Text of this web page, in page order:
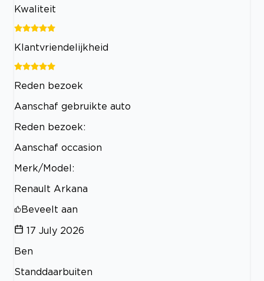
Kwaliteit
Klantvriendelijkheid
Reden bezoek
Aanschaf gebruikte auto
Reden bezoek:
Aanschaf occasion
Merk/Model:
Renault Arkana
Beveelt aan
17 July 2026
Ben
Standdaarbuiten